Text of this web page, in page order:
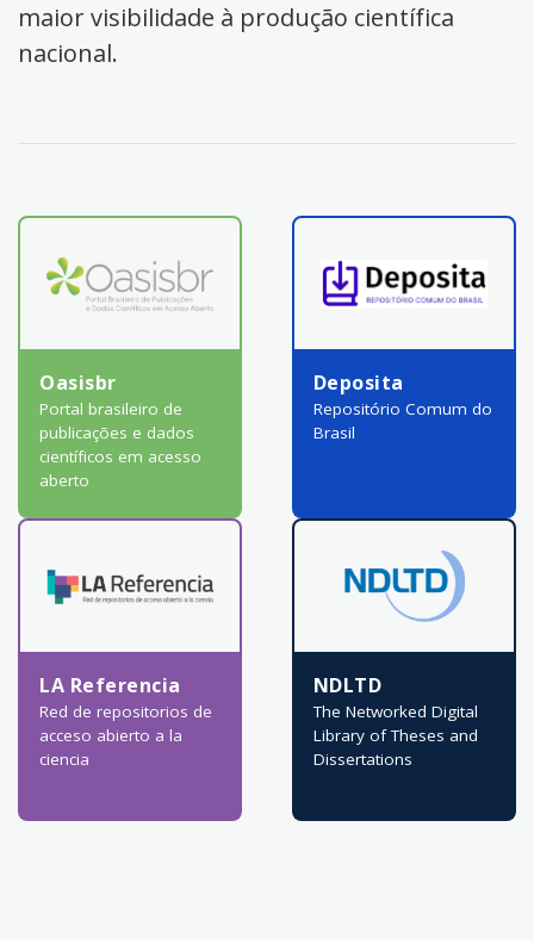
maior visibilidade à produção científica
nacional.
Oasisbr
Portal brasileiro de
publicações e dados
científicos em acesso
aberto
Deposita
Repositório Comum do
Brasil
LA Referencia
Red de repositorios de
acceso abierto a la
ciencia
NDLTD
The Networked Digital
Library of Theses and
Dissertations